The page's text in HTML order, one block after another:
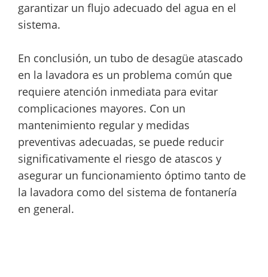
garantizar un flujo adecuado del agua en el
sistema.
En conclusión, un tubo de desagüe atascado
en la lavadora es un problema común que
requiere atención inmediata para evitar
complicaciones mayores. Con un
mantenimiento regular y medidas
preventivas adecuadas, se puede reducir
significativamente el riesgo de atascos y
asegurar un funcionamiento óptimo tanto de
la lavadora como del sistema de fontanería
en general.